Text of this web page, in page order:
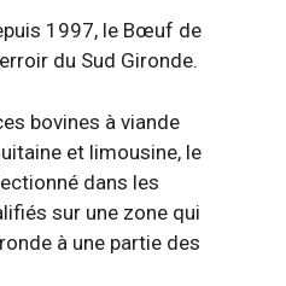
1997, le Bœuf de
du Sud Gironde.
bovines à viande
et limousine, le
dans les
sur une zone qui
à une partie des